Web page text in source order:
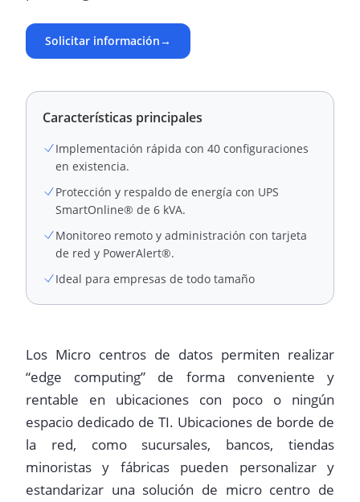
Solicitar información→
Características principales
Implementación rápida con 40 configuraciones
en existencia.
Protección y respaldo de energía con UPS
SmartOnline® de 6 kVA.
Monitoreo remoto y administración con tarjeta
de red y PowerAlert®.
Ideal para empresas de todo tamaño
Los Micro centros de datos permiten realizar
“edge computing” de forma conveniente y
rentable en ubicaciones con poco o ningún
espacio dedicado de TI. Ubicaciones de borde de
la red, como sucursales, bancos, tiendas
minoristas y fábricas pueden personalizar y
estandarizar una solución de micro centro de